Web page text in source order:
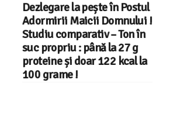
Dezlegare la pește în Postul
Adormirii Maicii Domnului !
Studiu comparativ – Ton în
suc propriu : până la 27 g
proteine și doar 122 kcal la
100 grame !